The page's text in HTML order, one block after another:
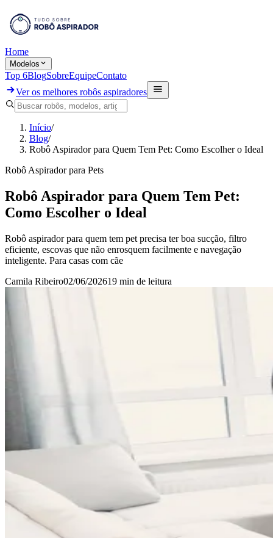
Home
Modelos
Top 6BlogSobreEquipeContato
Ver os melhores robôs aspiradores
Início/
Blog/
Robô Aspirador para Quem Tem Pet: Como Escolher o Ideal
Robô Aspirador para Pets
Robô Aspirador para Quem Tem Pet:
Como Escolher o Ideal
Robô aspirador para quem tem pet precisa ter boa sucção, filtro
eficiente, escovas que não enrosquem facilmente e navegação
inteligente. Para casas com cãe
Camila Ribeiro02/06/202619 min de leitura